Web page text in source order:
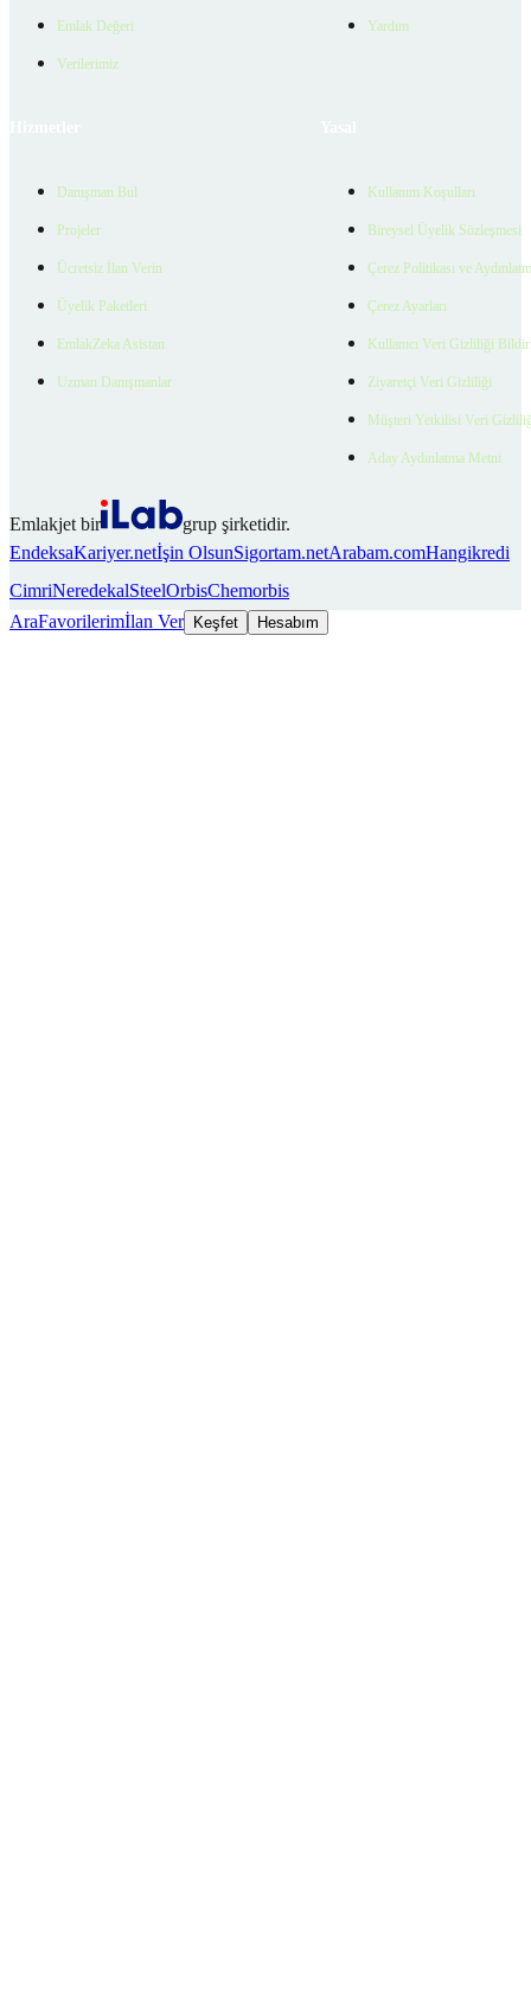
Emlak Değeri
Verilerimiz
Yardım
Danışman Bul
Projeler
Ücretsiz İlan Verin
Üyelik Paketleri
EmlakZeka Asistan
Uzman Danışmanlar
Kullanım Koşulları
Bireysel Üyelik Sözleşmesi
Çerez Politikası ve
Çerez Ayarları
Kullanıcı Veri Gizliliği
Ziyaretçi Veri Gizliliği
Müşteri Yetkilisi Veri
Aday Aydınlatma Metni
Emlakjet bir
grup şirketidir.
EndeksaKariyer.netİşin OlsunSigortam.netArabam.comHangikredi
CimriNeredekalSteelOrbisChemorbis
AraFavorilerimİlan Ver Keşfet Hesabım